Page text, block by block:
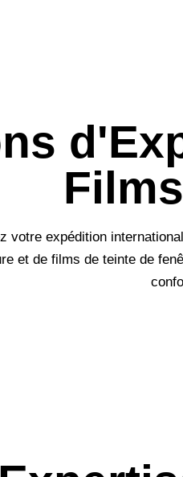
votre expédition
et de films de teinte de